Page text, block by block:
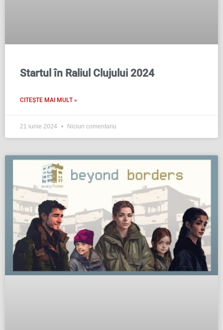
Startul în Raliul Clujului 2024
CITEȘTE MAI MULT »
21 iunie 2024 Niciun comentariu